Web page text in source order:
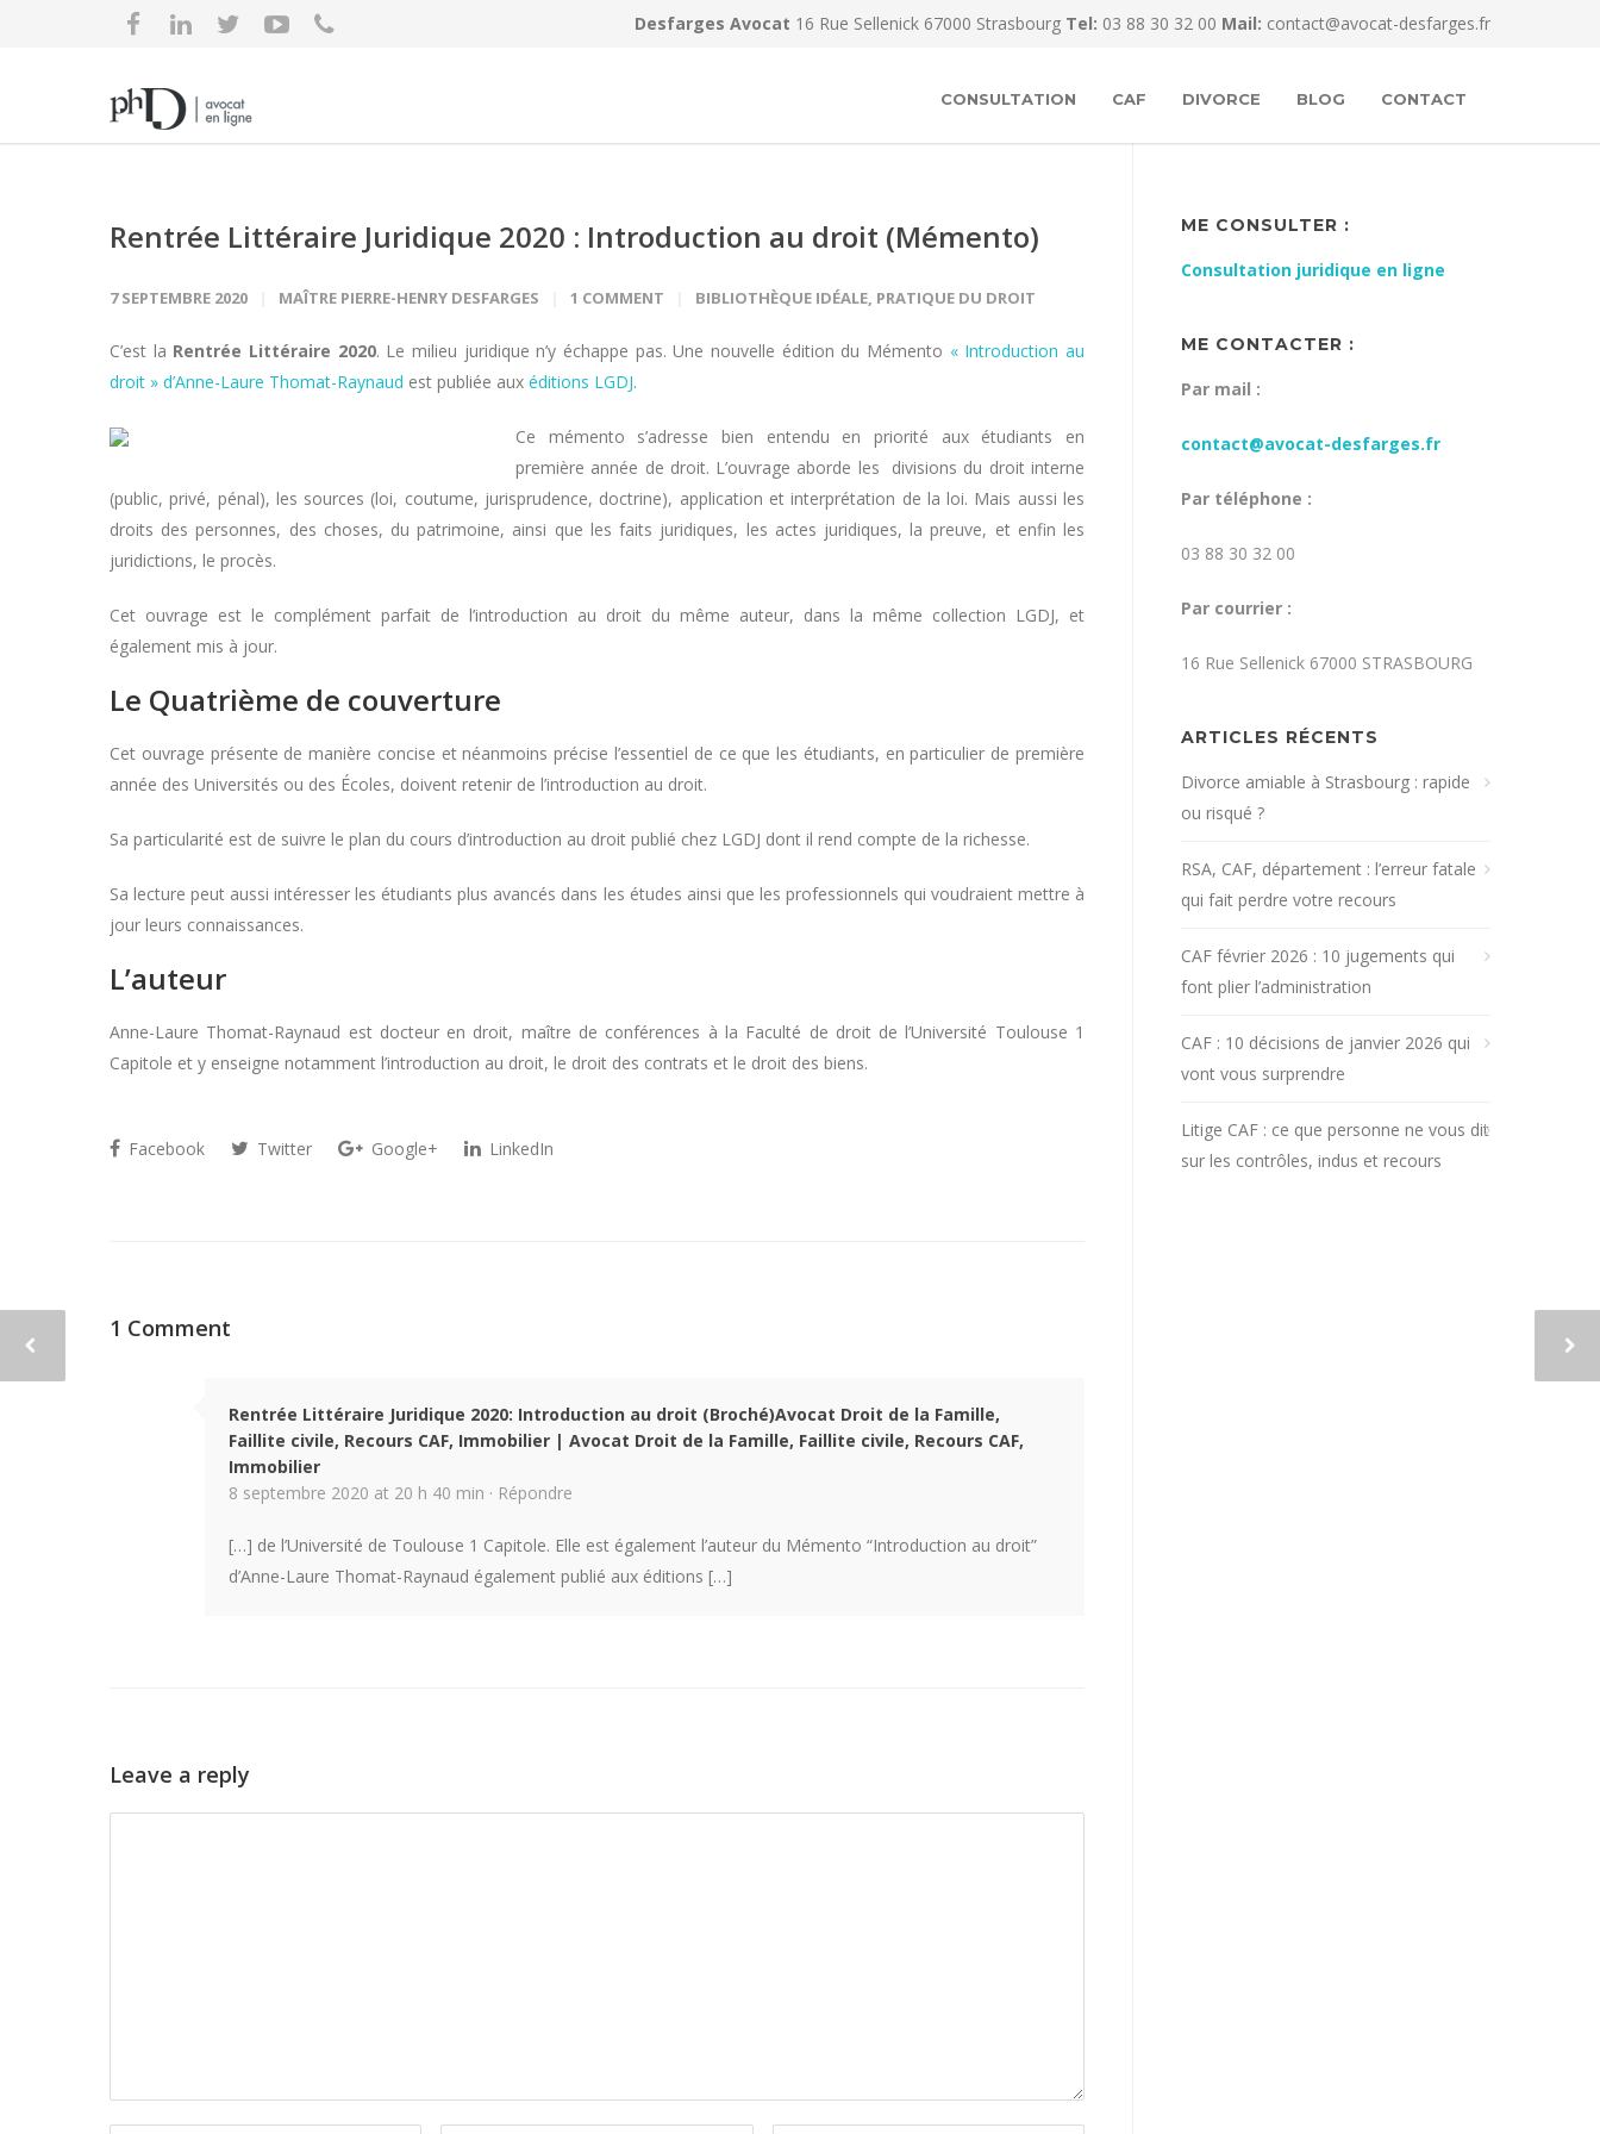
Desfarges Avocat 16 Rue Sellenick 67000 Strasbourg Tel: 03 88 30 32 00 Mail: contact@avocat-desfarges.fr
CONSULTATION CAF DIVORCE BLOG CONTACT
Rentrée Littéraire Juridique 2020 : Introduction au droit (Mémento)
7 SEPTEMBRE 2020 MAÎTRE PIERRE-HENRY DESFARGES 1 COMMENT BIBLIOTHÈQUE IDÉALE, PRATIQUE DU DROIT
C’est la Rentrée Littéraire 2020. Le milieu juridique n’y échappe pas. Une nouvelle édition du Mémento « Introduction au
droit » d’Anne-Laure Thomat-Raynaud est publiée aux éditions LGDJ.
Ce mémento s’adresse bien entendu en priorité aux étudiants en
première année de droit. L’ouvrage aborde les divisions du droit interne
(public, privé, pénal), les sources (loi, coutume, jurisprudence, doctrine), application et interprétation de la loi. Mais aussi les
droits des personnes, des choses, du patrimoine, ainsi que les faits juridiques, les actes juridiques, la preuve, et enfin les
juridictions, le procès.
Cet ouvrage est le complément parfait de l’introduction au droit du même auteur, dans la même collection LGDJ, et
également mis à jour.
Le Quatrième de couverture
Cet ouvrage présente de manière concise et néanmoins précise l’essentiel de ce que les étudiants, en particulier de première
année des Universités ou des Écoles, doivent retenir de l’introduction au droit.
Sa particularité est de suivre le plan du cours d’introduction au droit publié chez LGDJ dont il rend compte de la richesse.
Sa lecture peut aussi intéresser les étudiants plus avancés dans les études ainsi que les professionnels qui voudraient mettre à
jour leurs connaissances.
L’auteur
Anne-Laure Thomat-Raynaud est docteur en droit, maître de conférences à la Faculté de droit de l’Université Toulouse 1
Capitole et y enseigne notamment l’introduction au droit, le droit des contrats et le droit des biens.
Facebook Twitter Google+ LinkedIn
1 Comment
Rentrée Littéraire Juridique 2020: Introduction au droit (Broché)Avocat Droit de la Famille,
Faillite civile, Recours CAF, Immobilier | Avocat Droit de la Famille, Faillite civile, Recours CAF,
Immobilier
8 septembre 2020 at 20 h 40 min · Répondre
[…] de l’Université de Toulouse 1 Capitole. Elle est également l’auteur du Mémento “Introduction au droit”
d’Anne-Laure Thomat-Raynaud également publié aux éditions […]
Leave a reply
ME CONSULTER :
Consultation juridique en ligne
ME CONTACTER :
Par mail :
contact@avocat-desfarges.fr
Par téléphone :
03 88 30 32 00
Par courrier :
16 Rue Sellenick 67000 STRASBOURG
ARTICLES RÉCENTS
Divorce amiable à Strasbourg : rapide
ou risqué ?
RSA, CAF, département : l’erreur fatale
qui fait perdre votre recours
CAF février 2026 : 10 jugements qui
font plier l’administration
CAF : 10 décisions de janvier 2026 qui
vont vous surprendre
Litige CAF : ce que personne ne vous dit
sur les contrôles, indus et recours